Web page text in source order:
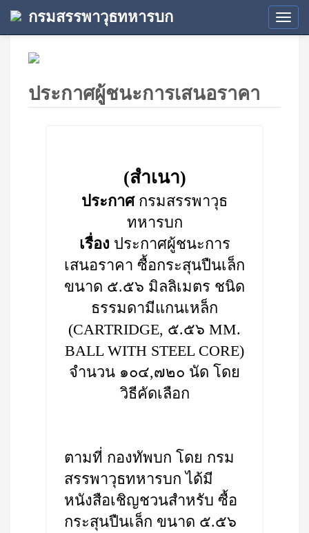
กรมสรรพาวุธทหารบก
ประกาศผู้ชนะการเสนอราคา
(สำเนา)
ประกาศกรมสรรพาวุธ
ทหารบก
เรื่อง ประกาศผู้ชนะการ
เสนอราคา ซื้อกระสุนปืนเล็ก
ขนาด ๕.๕๖ มิลลิเมตร ชนิด
ธรรมดามีแกนเหล็ก
(CARTRIDGE, ๕.๕๖ MM.
BALL WITH STEEL CORE)
จำนวน ๑๐๔,๗๒๐ นัด โดย
วิธีคัดเลือก
ตามที่ กองทัพบก โดย กรม
สรรพาวุธทหารบก ได้มี
หนังสือเชิญชวนสำหรับ ซื้อ
กระสุนปืนเล็ก ขนาด ๕.๕๖